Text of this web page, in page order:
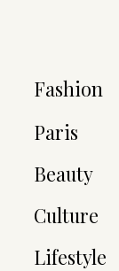
Fashion
Paris
Beauty
Culture
Lifestyle